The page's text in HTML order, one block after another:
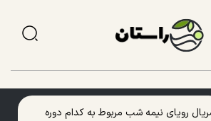
رویای نیمه شب مربوط به کدام دوره